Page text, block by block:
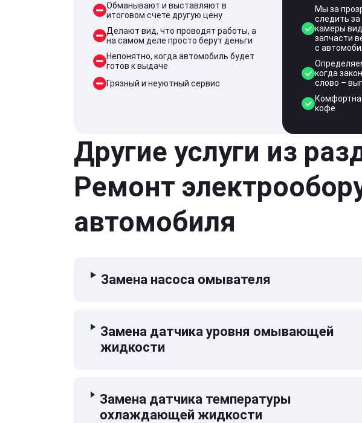
Обманывают и выставляют в
итоговом счете другую цену
Делают вид, что проводят работы, а
на самом деле просто берут деньги
Непонятно, когда автомобиль будет
готов к выдаче
Грязный и неуютный сервис
Мы за
следить
камеры
запчасти
с
когда
слово –
кофе
Другие услуги из
Ремонт
автомобиля
Замена насоса омывателя
Замена датчика уровня омывающей
жидкости
Замена датчика температуры
охлаждающей жидкости